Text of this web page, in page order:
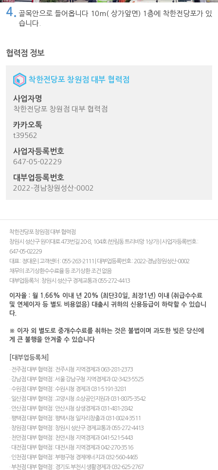
4.
골목안으로 들어옵니다 10m( 상가앞면) 1층에 착한전당포가 있
습니다.
협력점 정보
착한전당포 창원점 대부 협력점
사업자명
착한전당포 창원점 대부 협력점
카카오톡
t39562
사업자등록번호
647-05-02229
대부업등록번호
2022-경남창원성산-0002
착한전당포 창원점 대부 협력점
창원시 성산구 원이대로 473번길 20-8, 104호 (반림동 트리비앙 1상가) | 사업자등록번호 :
647-05-02229
대표 : 정대운 | 고객센터 : 055-263-2111 | 대부업등록번호 : 2022-경남창원성산-0002
채무의 조기상환수수료율 등 조기상환 조건 없음
대부업등록처 : 창원시 성산구 경제교통과 055-272-4413
이자율 : 월 1.66% 이내 년 20% (최단30일, 최장1년) 이내 (취급수수료
및 연체이자 등 별도 비용없음) 대출시 귀하의 신용등급이 하락할 수 있습니
다.
※ 이자 외 별도로 중개수수료를 취하는 것은 불법이며 과도한 빚은 당신에
게 큰 불행을 안겨줄 수 있습니다
[대부업등록처]
· 전주점 대부 협력점 : 전주시청 지역경제과 063-281-2373
· 강남점 대부 협력점 : 서울 강남구청 지역경제과 02-3423-5525
· 수원점 대부 협력점 : 수원시청 경제과 031-5191-3281
· 일산점 대부 협력점 : 고양시청 소상공인지원과 031-8075-3542
· 안산점 대부 협력점 : 안산시청 상생경제과 031-481-2842
· 평택점 대부 협력점 : 평택시청 일자리창출과 031-8024-3511
· 창원점 대부 협력점 : 창원시 성산구 경제교통과 055-272-4413
· 천안점 대부 협력점 : 천안시청 지역경제과 041-521-5443
· 대전점 대부 협력점 : 대전시청 지역경제과 042-270-3516
· 인천점 대부 협력점 : 부평구청 경제에너지과 032-560-4465
· 부천점 대부 협력점 : 경기도 부천시 생활경제과 032-625-2767